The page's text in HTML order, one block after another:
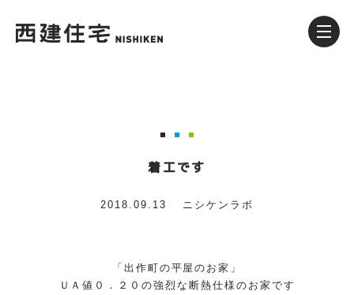
着工です
2018.09.13 ニシケンラボ
「出作町の平屋のお家」
ＵＡ値０．２０の強烈な断熱仕様のお家です